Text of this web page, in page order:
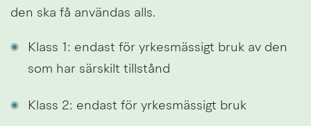
den ska få användas alls.
Klass 1: endast för yrkesmässigt bruk av den
som har särskilt tillstånd
Klass 2: endast för yrkesmässigt bruk